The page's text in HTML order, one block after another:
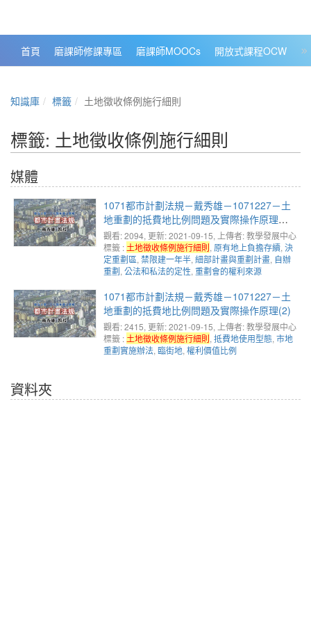
首頁 磨課師修課專區 磨課師MOOCs 開放式課程OCW
知識庫 標籤 土地徵收條例施行細則
標籤: 土地徵收條例施行細則
媒體
1071都市計劃法規－戴秀雄－1071227－土
地重劃的抵費地比例問題及實際操作原理
(3)、重劃區劃定的衍生問題
觀看: 2094, 更新: 2021-09-15, 上傳者: 教學發展中心
標籤 : 土地徵收條例施行細則, 原有地上負擔存續, 決
定重劃區, 禁限建一年半, 細部計畫與重劃計畫, 自辦
重劃, 公法和私法的定性, 重劃會的權利來源
1071都市計劃法規－戴秀雄－1071227－土
地重劃的抵費地比例問題及實際操作原理(2)
觀看: 2415, 更新: 2021-09-15, 上傳者: 教學發展中心
標籤 : 土地徵收條例施行細則, 抵費地使用型態, 市地
重劃實施辦法, 臨街地, 權利價值比例
資料夾